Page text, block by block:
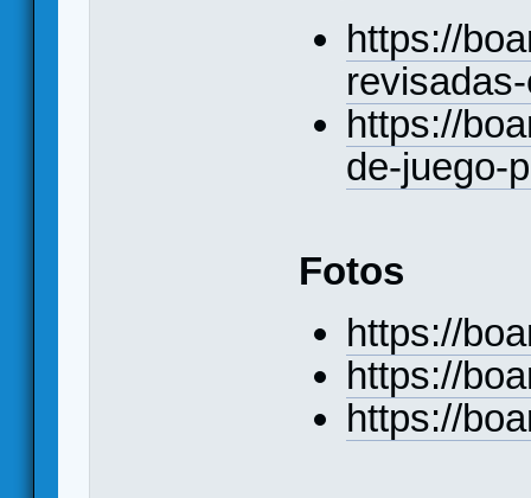
https://
https://
de-juego-
Fotos
https://
https://
https://